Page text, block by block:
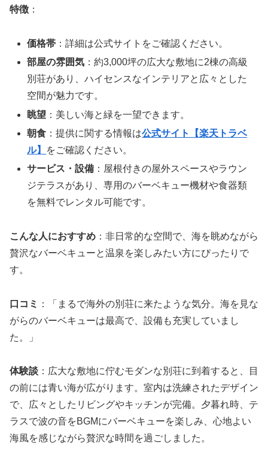
特徴 ：
価格帯 ：詳細は公式サイトをご確認ください。
部屋の雰囲気 ：約3,000坪の広大な敷地に2棟の高級
別荘があり、ハイセンスなインテリアと広々とした
空間が魅力です。
眺望 ：美しい海と緑を一望できます。
朝食 ：提供に関する情報は公式サイト【楽天トラベ
ル】
をご確認ください。
サービス・設備 ：屋根付きの屋外スペースやラウン
ジテラスがあり、専用のバーベキュー機材や食器類
を無料でレンタル可能です。
こんな人におすすめ ：非日常的な空間で、海を眺めながら
贅沢なバーベキューと温泉を楽しみたい方にぴったりで
す。
口コミ
：「まるで海外の別荘に来たような気分。海を見な
がらのバーベキューは最高で、設備も充実していまし
た。」
体験談 ：広大な敷地に佇むモダンな別荘に到着すると、目
の前には青い海が広がります。室内は洗練されたデザイン
で、広々としたリビングやキッチンが完備。夕暮れ時、テ
ラスで波の音をBGMにバーベキューを楽しみ、心地よい
海風を感じながら贅沢な時間を過ごしました。